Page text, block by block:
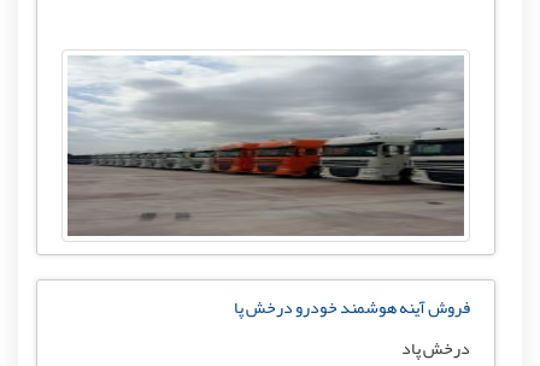
فروش آینه هوشمند خودرو درخش پا
درخش پاد